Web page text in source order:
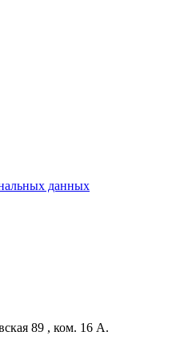
данных
89 , ком. 16 А.